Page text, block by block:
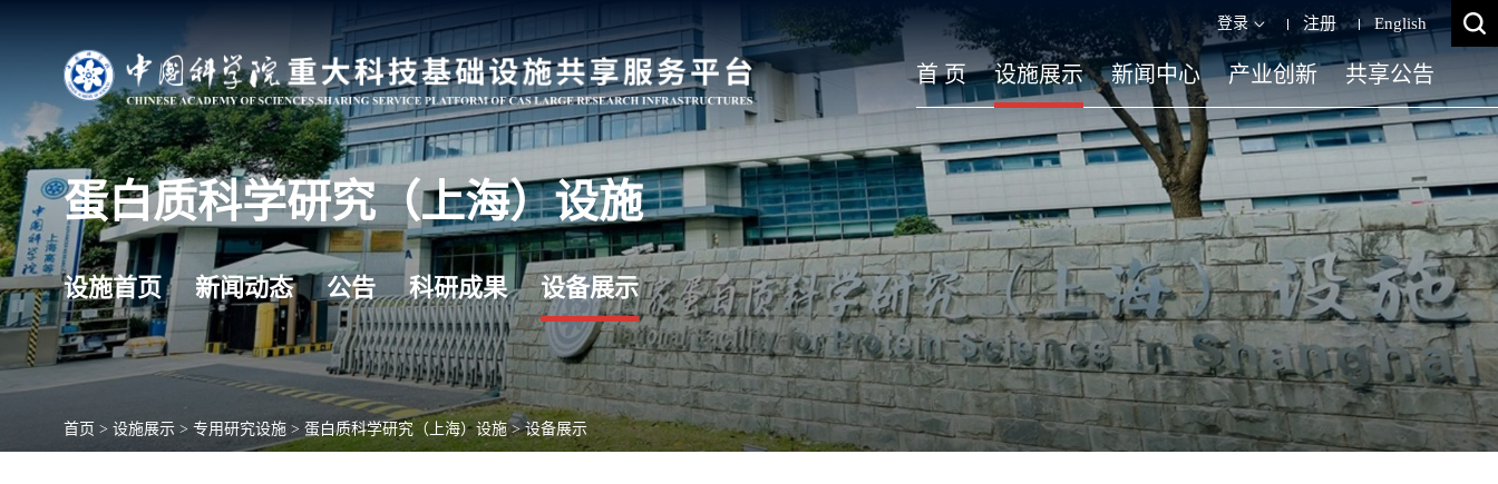
登录 注册 English
首 页 设施展示 新闻中心 产业创新 共享公告
蛋白质科学研究（上海）设施
设施首页 新闻动态 公告 科研成果 设备展示
首页 > 设施展示 > 专用研究设施 > 蛋白质科学研究（上海）设施>设备展示